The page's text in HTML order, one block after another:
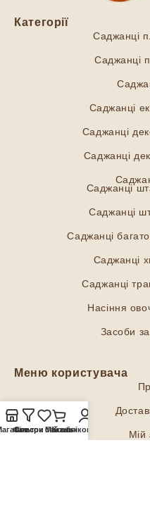
Категорії
Саджанці
Саджанці
Саджанці
Саджанці
Саджанці
Саджанці
Саджанці
Саджанці
Саджанці
Саджанці
Насіння
Засоби
Меню користувача
Мій
Фільтри
Список бажань
Кошик
Мій обліковий запис